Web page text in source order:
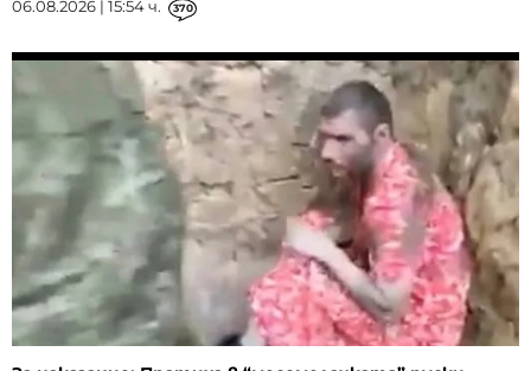
06.08.2026 | 15:54 ч. 370